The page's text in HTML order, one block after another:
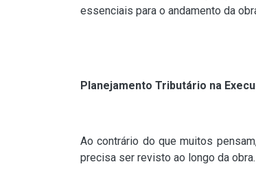
essenciais para o andamento da
Planejamento Tributário na
Ao contrário do que muitos
precisa ser revisto ao longo da obra.